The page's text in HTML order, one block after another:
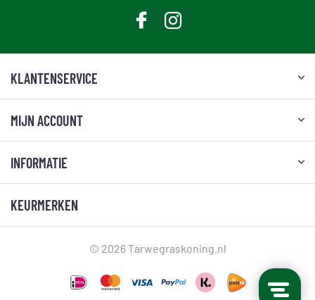
KLANTENSERVICE
MIJN ACCOUNT
INFORMATIE
KEURMERKEN
© 2026 Tarwegraskoning.nl